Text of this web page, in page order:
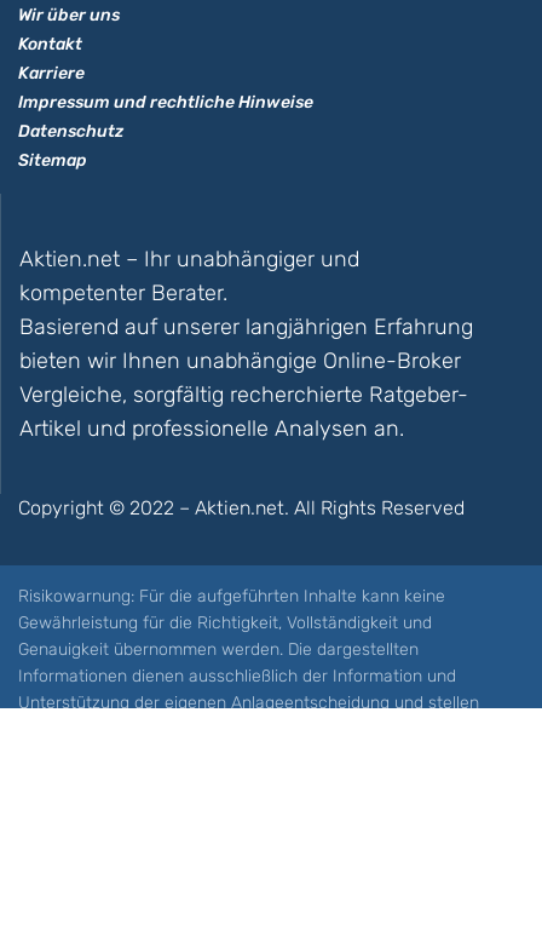
Wir über uns
Kontakt
Karriere
Impressum und rechtliche Hinweise
Datenschutz
Sitemap
Aktien.net – Ihr unabhängiger und
kompetenter Berater.
Basierend auf unserer langjährigen Erfahrung
bieten wir Ihnen unabhängige Online-Broker
Vergleiche, sorgfältig recherchierte Ratgeber-
Artikel und professionelle Analysen an.
Copyright © 2022 – Aktien.net. All Rights Reserved
Risikowarnung: Für die aufgeführten Inhalte kann keine
Gewährleistung für die Richtigkeit, Vollständigkeit und
Genauigkeit übernommen werden. Die dargestellten
Informationen dienen ausschließlich der Information und
Unterstützung der eigenen Anlageentscheidung und stellen